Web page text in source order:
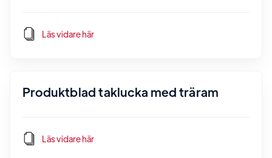
Läs vidare här
Produktblad taklucka med träram
Läs vidare här